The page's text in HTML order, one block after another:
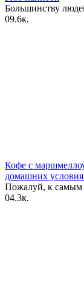
Большинству
09.6к.
Кофе с
домашних
Пожалуй, к
04.3к.